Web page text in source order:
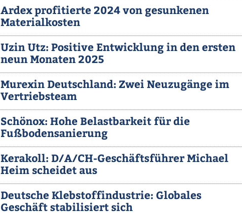
Ardex profitierte 2024 von gesunkenen
Materialkosten
Uzin Utz: Positive Entwicklung in den ersten
neun Monaten 2025
Murexin Deutschland: Zwei Neuzugänge im
Vertriebsteam
Schönox: Hohe Belastbarkeit für die
Fußbodensanierung
Kerakoll: D/A/CH-Geschäftsführer Michael
Heim scheidet aus
Deutsche Klebstoffindustrie: Globales
Geschäft stabilisiert sich